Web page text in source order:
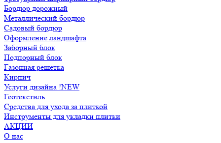
Бордюр дорожный
Металлический бордюр
Садовый бордюр
Оформление ландшафта
Заборный блок
Подпорный блок
Газонная решетка
Кирпич
Услуги дизайна !NEW
Геотекстиль
Средства для ухода за плиткой
Инструменты для укладки плитки
АКЦИИ
О нас